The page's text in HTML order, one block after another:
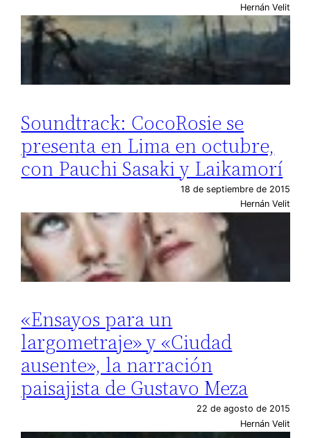
Hernán Velit
Soundtrack: CocoRosie se
presenta en Lima en octubre,
con Pauchi Sasaki y Laikamorí
18 de septiembre de 2015
Hernán Velit
«Ensayos para un
largometraje» y «Ciudad
ausente», la narración
paisajista de Gustavo Meza
22 de agosto de 2015
Hernán Velit